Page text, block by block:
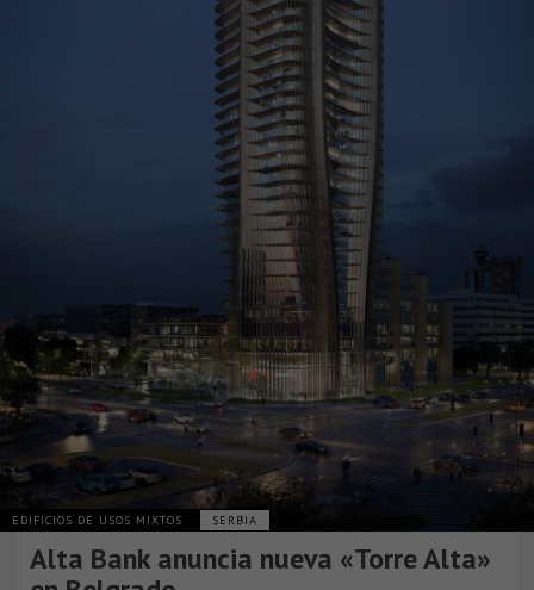
EDIFICIOS DE USOS MIXTOS SERBIA
Alta Bank anuncia nueva «Torre Alta»